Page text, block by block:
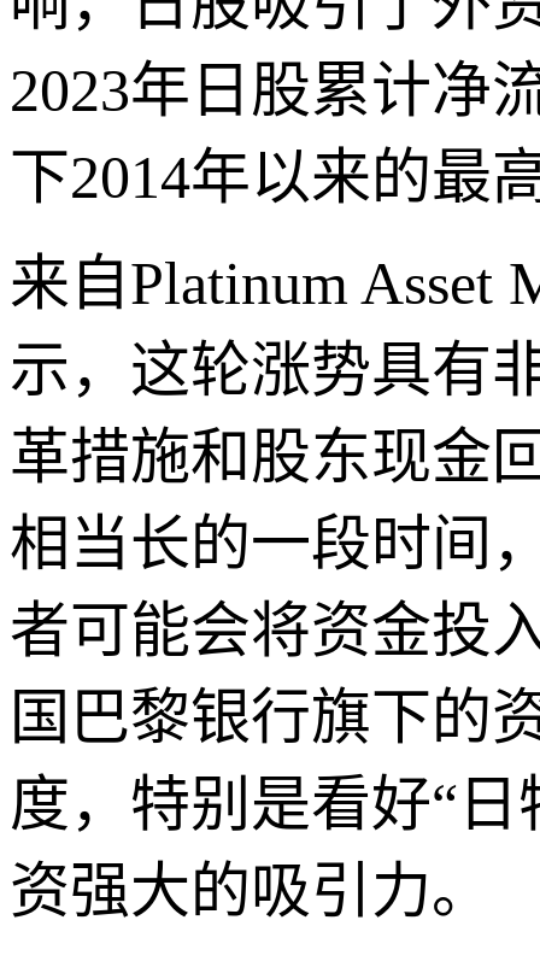
2023年日股累计净
下2014年以来的最
来自Platinum Asset
示，这轮涨势具有
革措施和股东现金
相当长的一段时间
者可能会将资金投
国巴黎银行旗下的
度，特别是看好“
资强大的吸引力。